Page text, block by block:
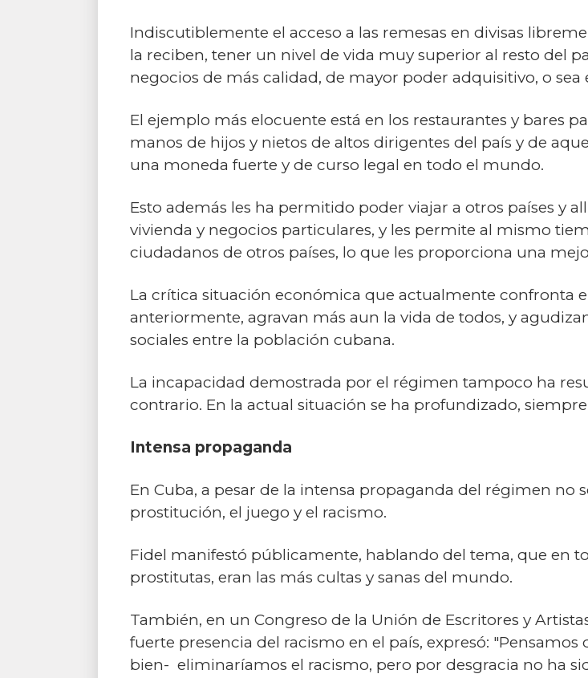
Indiscutiblemente el acceso a las remesas en divisas
la reciben, tener un nivel de vida muy superior al resto del
negocios de más calidad, de mayor poder adquisitivo, o
El ejemplo más elocuente está en los restaurantes y bares
manos de hijos y nietos de altos dirigentes del país y de
una moneda fuerte y de curso legal en todo el mundo.
Esto además les ha permitido poder viajar a otros países y
vivienda y negocios particulares, y les permite al mismo
ciudadanos de otros países, lo que les proporciona una
La crítica situación económica que actualmente confronta
anteriormente, agravan más aun la vida de todos, y
sociales entre la población cubana.
La incapacidad demostrada por el régimen tampoco ha
contrario. En la actual situación se ha profundizado,
Intensa propaganda
En Cuba, a pesar de la intensa propaganda del régimen no
prostitución, el juego y el racismo.
Fidel manifestó públicamente, hablando del tema, que en
prostitutas, eran las más cultas y sanas del mundo.
También, en un Congreso de la Unión de Escritores y
fuerte presencia del racismo en el país, expresó:
bien- eliminaríamos el racismo, pero por desgracia no ha